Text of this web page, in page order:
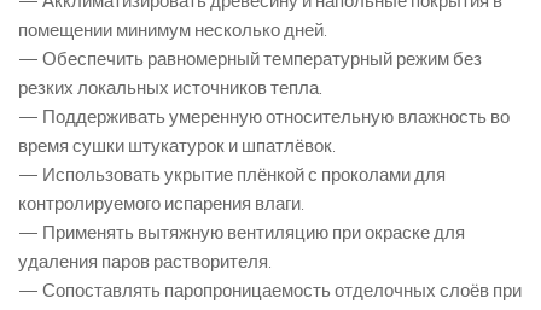
помещении минимум несколько дней.
— Обеспечить равномерный температурный режим без
резких локальных источников тепла.
— Поддерживать умеренную относительную влажность во
время сушки штукатурок и шпатлёвок.
— Использовать укрытие плёнкой с проколами для
контролируемого испарения влаги.
— Применять вытяжную вентиляцию при окраске для
удаления паров растворителя.
— Сопоставлять паропроницаемость отделочных слоёв при